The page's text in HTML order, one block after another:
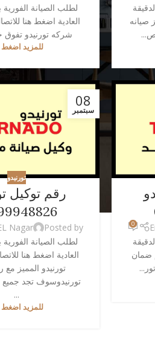
صيانه
ص...
لطلب الصيانة الفورية
العادية اضغط هنا
شركه تورنيدو
للمزيد اضغط
0
ضمان
08
سبتمبر
تورنيدو
رقم توكيل
Posted by
Nagar
لطلب الصيانة الفورية
العادية اضغط هنا
تورنيدو المميز مع
تورنيدوسوف تجد جميع
...
للمزيد اضغط